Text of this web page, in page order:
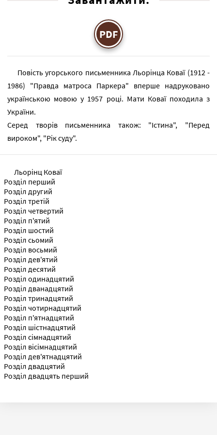
PDF
Повість угорського письменника Льорінца Коваї (1912 -
1986) "Правда матроса Паркера" вперше надруковано
українською мовою у 1957 році. Мати Коваї походила з
України.
Серед творів письменника також: "Істина", "Перед
вироком", "Рік суду".
Льорінц Коваї
Розділ перший
Розділ другий
Розділ третій
Розділ четвертий
Розділ п'ятий
Розділ шостий
Розділ сьомий
Розділ восьмий
Розділ дев'ятий
Розділ десятий
Розділ одинадцятий
Розділ дванадцятий
Розділ тринадцятий
Розділ чотирнадцятий
Розділ п'ятнадцятий
Розділ шістнадцятий
Розділ сімнадцятий
Розділ вісімнадцятий
Розділ дев'ятнадцятий
Розділ двадцятий
Розділ двадцять перший